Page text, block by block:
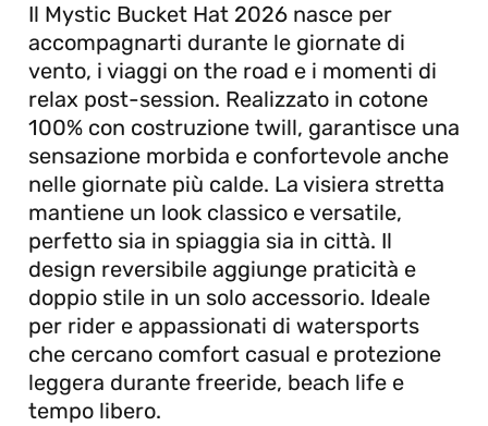
Il Mystic Bucket Hat 2026 nasce per
accompagnarti durante le giornate di
vento, i viaggi on the road e i momenti di
relax post-session. Realizzato in cotone
100% con costruzione twill, garantisce una
sensazione morbida e confortevole anche
nelle giornate più calde. La visiera stretta
mantiene un look classico e versatile,
perfetto sia in spiaggia sia in città. Il
design reversibile aggiunge praticità e
doppio stile in un solo accessorio. Ideale
per rider e appassionati di watersports
che cercano comfort casual e protezione
leggera durante freeride, beach life e
tempo libero.